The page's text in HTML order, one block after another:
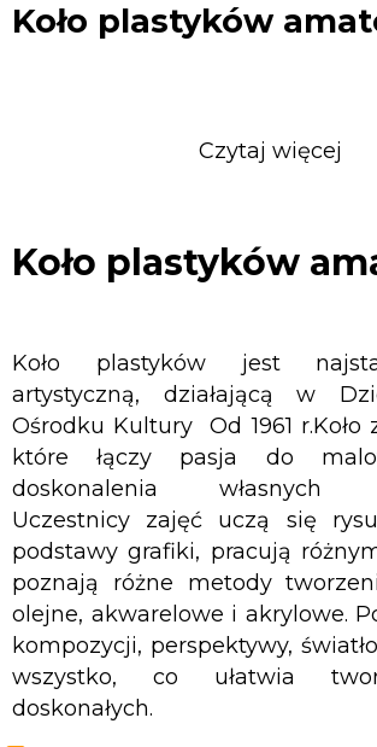
Koło plastyków
Czytaj więcej
Koło plastyków
Koło plastyków jest
artystyczną, działającą w
Ośrodku Kultury Od 1961 r.Koło
które łączy pasja do
doskonalenia własnych
Uczestnicy zajęć uczą się
podstawy grafiki, pracują
poznają różne metody
olejne, akwarelowe i akrylowe.
kompozycji, perspektywy,
wszystko, co ułatwia
doskonałych.